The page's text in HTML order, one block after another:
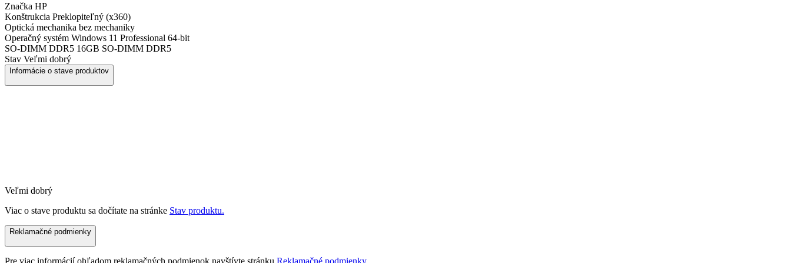
Značka HP
Konštrukcia Preklopiteľný (x360)
Optická mechanika bez mechaniky
Operačný systém Windows 11 Professional 64-bit
SO-DIMM DDR5 16GB SO-DIMM DDR5
Stav Veľmi dobrý
Informácie o stave produktov
Veľmi dobrý
Viac o stave produktu sa dočítate na stránke Stav produktu.
Reklamačné podmienky
Pre viac informácií ohľadom reklamačných podmienok navštívte stránku Reklamačné podmienky.